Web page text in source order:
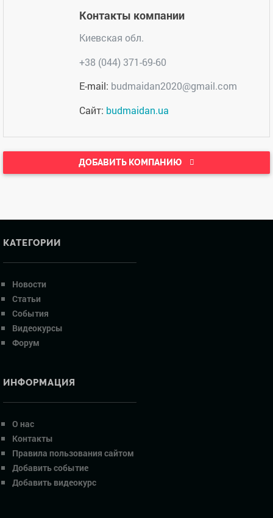
Контакты компании
Киевская обл.
+38 (044) 371-69-60
E-mail: budmaidan2020@gmail.com
Сайт: budmaidan.ua
ДОБАВИТЬ КОМПАНИЮ
КАТЕГОРИИ
Новости
Статьи
События
Видеокурсы
Форум
ИНФОРМАЦИЯ
О нас
Контакты
Правила пользования сайтом
Добавить событие
Добавить видеокурс